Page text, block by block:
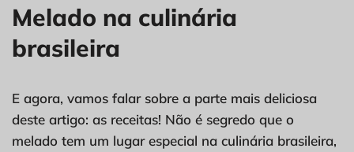
Melado na culinária
brasileira
E agora, vamos falar sobre a parte mais deliciosa
deste artigo: as receitas! Não é segredo que o
melado tem um lugar especial na culinária brasileira,